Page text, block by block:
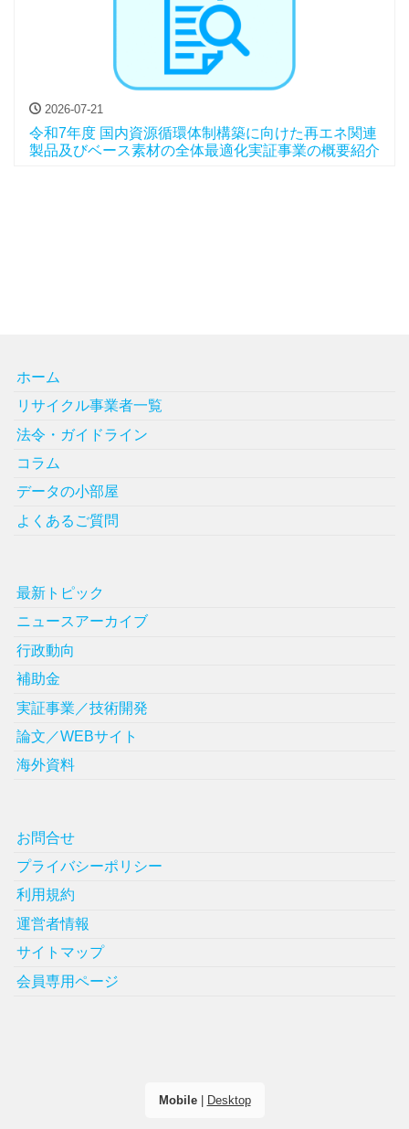
2026-07-21
令和7年度 国内資源循環体制構築に向けた再エネ関連
製品及びベース素材の全体最適化実証事業の概要紹介
ホーム
リサイクル事業者一覧
法令・ガイドライン
コラム
データの小部屋
よくあるご質問
最新トピック
ニュースアーカイブ
行政動向
補助金
実証事業／技術開発
論文／WEBサイト
海外資料
お問合せ
プライバシーポリシー
利用規約
運営者情報
サイトマップ
会員専用ページ
Mobile| Desktop